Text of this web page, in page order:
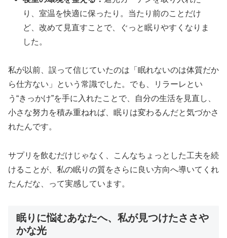
り、室温を快適に保ったり。当たり前のことだけ
ど、改めて見直すことで、ぐっと眠りやすくなりま
した。
私が以前、誤って信じていたのは「眠れないのは体質だか
ら仕方ない」という常識でした。でも、リラーレとい
う“きっかけ”を手に入れたことで、自分の生活を見直し、
小さな努力を積み重ねれば、眠りは変わるんだと気づかさ
れたんです。
サプリを飲むだけじゃなく、こんなちょっとした工夫を続
けることが、私の眠りの質をさらに良い方向へ導いてくれ
たんだな、って実感しています。
眠りに悩むあなたへ、私が見つけたささや
かな光